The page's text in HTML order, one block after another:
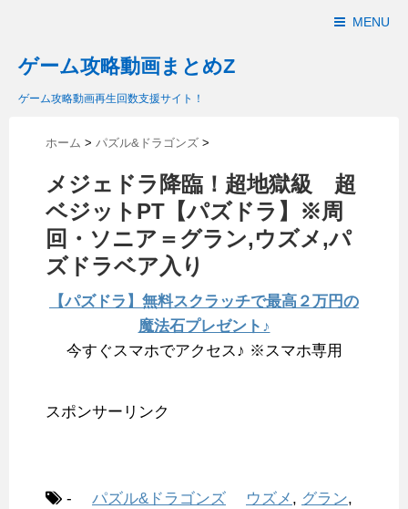
MENU
ゲーム攻略動画まとめZ
ゲーム攻略動画再生回数支援サイト！
ホーム > パズル&ドラゴンズ >
メジェドラ降臨！超地獄級 超
ベジットPT【パズドラ】※周
回・ソニア＝グラン,ウズメ,パ
ズドラベア入り
【パズドラ】無料スクラッチで最高２万円の
魔法石プレゼント♪
今すぐスマホでアクセス♪ ※スマホ専用
スポンサーリンク
- パズル&ドラゴンズ ウズメ , グラン,